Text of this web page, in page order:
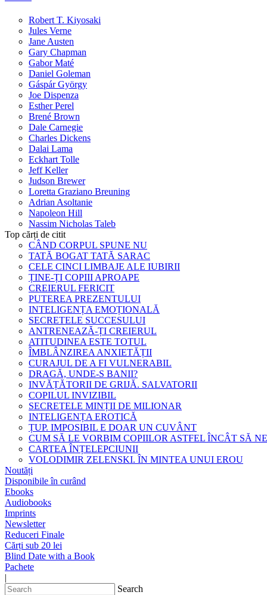
Robert T. Kiyosaki
Jules Verne
Jane Austen
Gary Chapman
Gabor Maté
Daniel Goleman
Gáspár György
Joe Dispenza
Esther Perel
Brené Brown
Dale Carnegie
Charles Dickens
Dalai Lama
Eckhart Tolle
Jeff Keller
Judson Brewer
Loretta Graziano Breuning
Adrian Asoltanie
Napoleon Hill
Nassim Nicholas Taleb
Top cărți de citit
CÂND CORPUL SPUNE NU
TATĂ BOGAT TATĂ SARAC
CELE CINCI LIMBAJE ALE IUBIRII
ȚINE-ȚI COPIII APROAPE
CREIERUL FERICIT
PUTEREA PREZENTULUI
INTELIGENȚA EMOȚIONALĂ
SECRETELE SUCCESULUI
ANTRENEAZĂ-ȚI CREIERUL
ATITUDINEA ESTE TOTUL
ÎMBLÂNZIREA ANXIETĂȚII
CURAJUL DE A FI VULNERABIL
DRAGĂ, UNDE-S BANII?
INVĂȚĂTORII DE GRIJĂ. SALVATORII
COPILUL INVIZIBIL
SECRETELE MINȚII DE MILIONAR
INTELIGENȚA EROTICĂ
ȚUP. IMPOSIBIL E DOAR UN CUVÂNT
CUM SĂ LE VORBIM COPIILOR ASTFEL ÎNCÂT SĂ
CARTEA ÎNȚELEPCIUNII
VOLODIMIR ZELENSKI. ÎN MINTEA UNUI EROU
Noutăți
Disponibile în curând
Ebooks
Audiobooks
Imprints
Newsletter
Reduceri Finale
Cărți sub 20 lei
Blind Date with a Book
Pachete
|
Search